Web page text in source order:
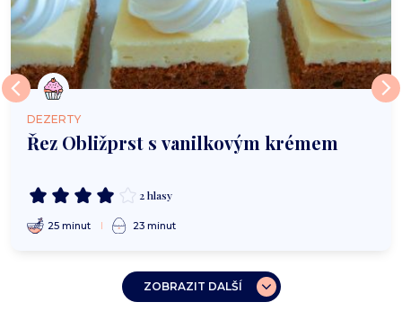
DEZERTY
Řez Obližprst s vanilkovým krémem
2 hlasy
25 minut 23 minut
ZOBRAZIT DALŠÍ